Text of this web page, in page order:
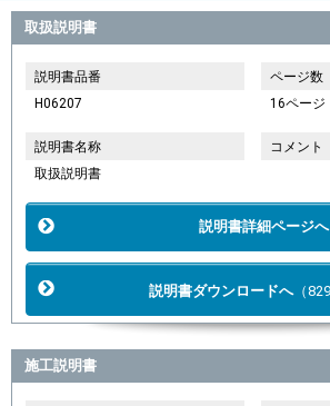
取扱説明書
説明書品番
H06207
ページ数
16ページ
説明書名称
取扱説明書
コメント
説明書詳細ページへ
説明書ダウンロードへ（
施工説明書